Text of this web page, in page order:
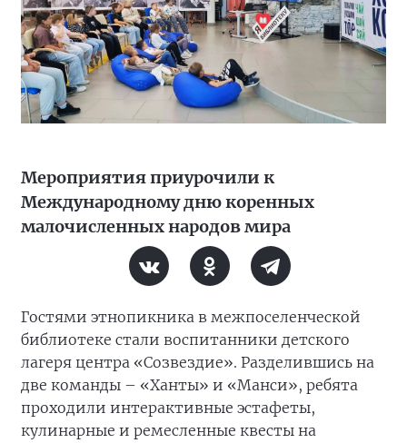
Мероприятия приурочили к
Международному дню коренных
малочисленных народов мира
Гостями этнопикника в межпоселенческой
библиотеке стали воспитанники детского
лагеря центра «Созвездие». Разделившись на
две команды – «Ханты» и «Манси», ребята
проходили интерактивные эстафеты,
кулинарные и ремесленные квесты на